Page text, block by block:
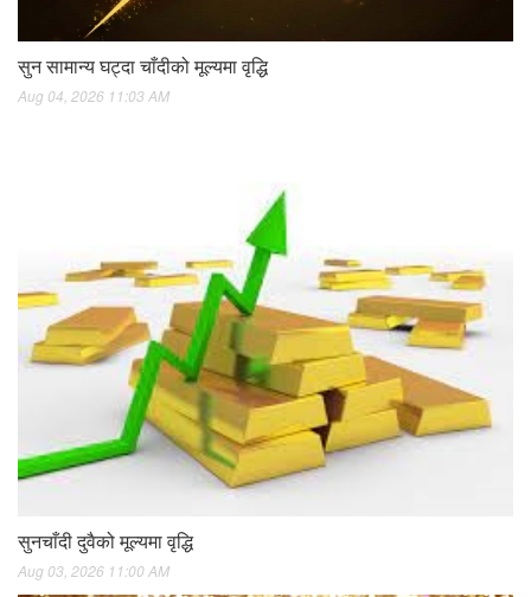
सुन सामान्य घट्दा चाँदीको मूल्यमा वृद्धि
Aug 04, 2026 11:03 AM
सुनचाँदी दुवैको मूल्यमा वृद्धि
Aug 03, 2026 11:00 AM